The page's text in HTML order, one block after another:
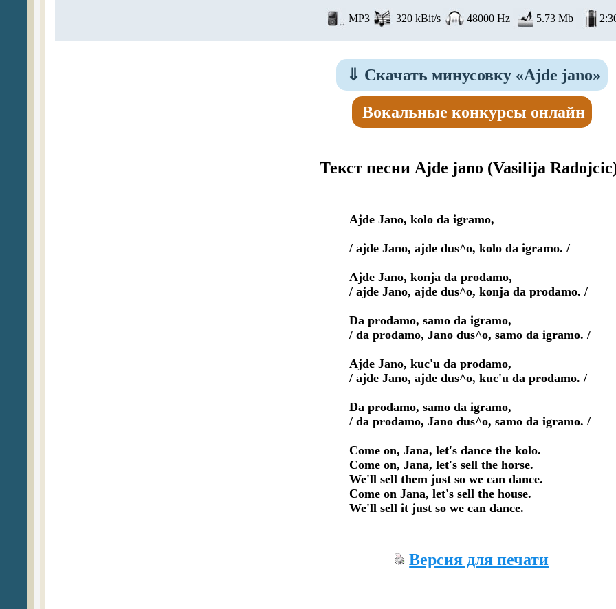
MP3 320 kBit/s 48000 Hz 5.73 Mb
⇓ Скачать минусовку «Ajde jano»
Вокальные конкурсы онлайн
Текст песни Ajde jano (Vasilija
Ajde Jano, kolo da igramo,
/ ajde Jano, ajde dus^o, kolo da igramo. /
Ajde Jano, konja da prodamo,
/ ajde Jano, ajde dus^o, konja da prodamo. /
Da prodamo, samo da igramo,
/ da prodamo, Jano dus^o, samo da igramo. /
Ajde Jano, kuc'u da prodamo,
/ ajde Jano, ajde dus^o, kuc'u da prodamo. /
Da prodamo, samo da igramo,
/ da prodamo, Jano dus^o, samo da igramo. /
Come on, Jana, let's dance the kolo.
Come on, Jana, let's sell the horse.
We'll sell them just so we can dance.
Come on Jana, let's sell the house.
We'll sell it just so we can dance.
Версия для печати